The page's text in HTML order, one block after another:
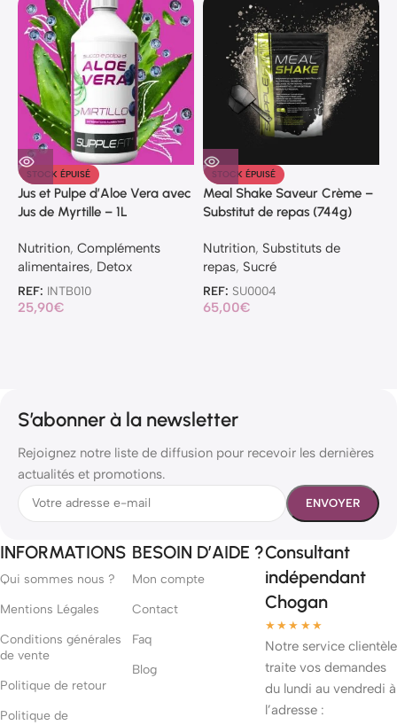
STOCK ÉPUISÉ
Jus et Pulpe d’Aloe Vera avec
Jus de Myrtille – 1L
Nutrition, Compléments
alimentaires, Detox
REF: INTB010
25,90€
STOCK ÉPUISÉ
Meal Shake Saveur Crème –
Substitut de repas (744g)
Nutrition, Substituts de
repas, Sucré
REF: SU0004
65,00€
S’abonner à la newsletter
Rejoignez notre liste de diffusion pour recevoir les dernières
actualités et promotions.
INFORMATIONS
Qui sommes nous ?
Mentions Légales
Conditions générales
de vente
Politique de retour
Politique de
BESOIN D’AIDE ?
Mon compte
Contact
Faq
Blog
Consultant
indépendant
Chogan
★★★★★
Notre service clientèle
traite vos demandes
du lundi au vendredi à
l’adresse :